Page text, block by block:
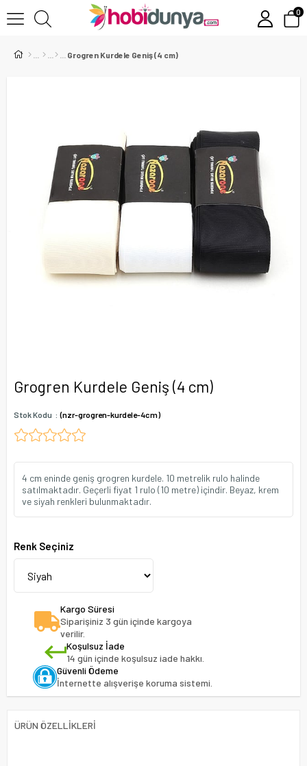
0
Grogren Kurdele Geniş (4 cm)
Grogren Kurdele Geniş (4 cm)
Stok Kodu (nzr-grogren-kurdele-4cm)
4 cm eninde geniş grogren kurdele. 10 metrelik rulo halinde
satılmaktadır. Geçerli fiyat 1 rulo (10 metre) içindir. Beyaz, krem
ve siyah renkleri bulunmaktadır.
Renk Seçiniz
Kargo Süresi
Siparişiniz 3 gün içinde kargoya
verilir.
Koşulsuz İade
14 gün içinde koşulsuz iade hakkı.
Güvenli Ödeme
İnternette alışverişe koruma sistemi.
ÜRÜN ÖZELLIKLERI